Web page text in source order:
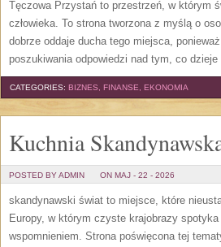
Tęczowa Przystań to przestrzeń, w którym
człowieka. To strona tworzona z myślą o
dobrze oddaje ducha tego miejsca,
poszukiwania odpowiedzi nad tym, co dzieje
CATEGORIES: BIZNES, FINANSE, EKONOMIA
Kuchnia
POSTED BY ADMIN ON MAJ - 22 - 2026
skandynawski świat to miejsce, które
Europy, w którym czyste krajobrazy
wspomnieniem. Strona poświęcona tej